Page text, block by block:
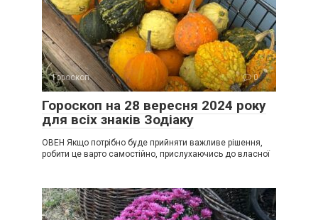
Гороскоп 0
Гороскоп на 28 вересня 2024 року
для всіх знаків Зодіаку
ОВЕН Якщо потрібно буде прийняти важливе рішення,
робити це варто самостійно, прислухаючись до власної